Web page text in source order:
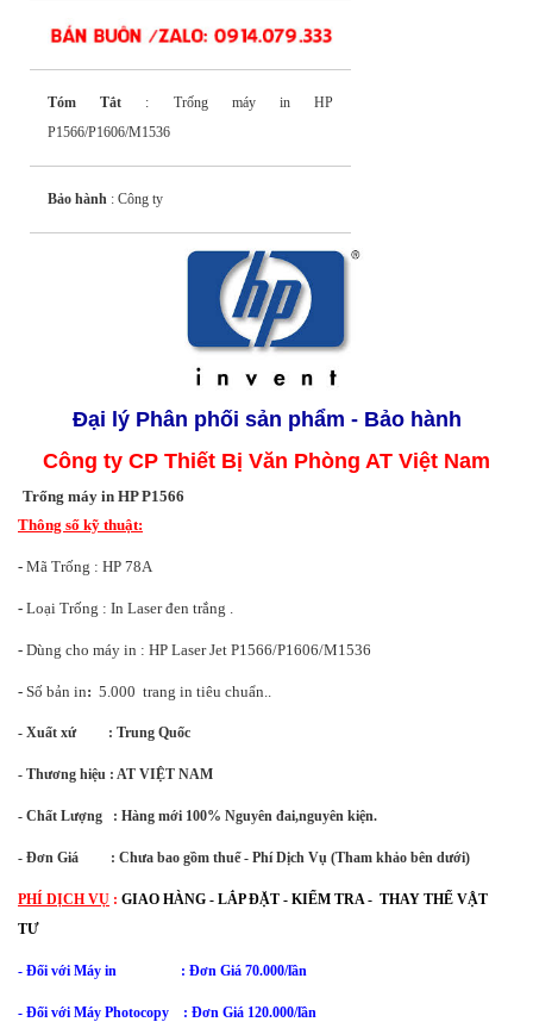
Tóm Tắt : Trống máy in HP
P1566/P1606/M1536
Bảo hành : Công ty
Đại lý Phân phối sản phẩm - Bảo hành
Công ty CP Thiết Bị Văn Phòng AT Việt Nam
Trống máy in HP P1566
Thông số kỹ thuật:
- Mã Trống : HP 78A
- Loại Trống : In Laser đen trắng .
- Dùng cho máy in : HP Laser Jet P1566/P1606/M1536
- Số bản in: 5.000 trang in tiêu chuẩn..
- Xuất xứ : Trung Quốc
- Thương hiệu : AT VIỆT NAM
- Chất Lượng : Hàng mới 100% Nguyên đai,nguyên kiện.
- Đơn Giá : Chưa bao gồm thuế - Phí Dịch Vụ (Tham khảo bên dưới)
PHÍ DỊCH VỤ : GIAO HÀNG - LẮP ĐẶT - KIỂM TRA - THAY THẾ VẬT
TƯ
- Đối với Máy in : Đơn Giá 70.000/lần
- Đối với Máy Photocopy : Đơn Giá 120.000/lần